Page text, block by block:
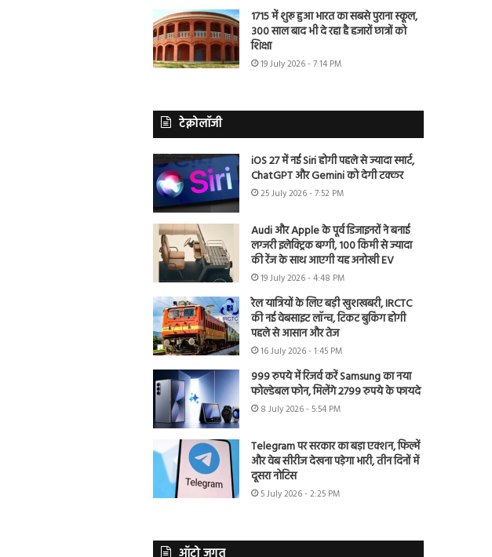
1715 में शुरू हुआ भारत का सबसे पुराना स्कूल,
300 साल बाद भी दे रहा है हजारों छात्रों को
शिक्षा
19 July 2026 - 7:14 PM
टेक्नोलॉजी
iOS 27 में नई Siri होगी पहले से ज्यादा स्मार्ट,
ChatGPT और Gemini को देगी टक्कर
25 July 2026 - 7:52 PM
Audi और Apple के पूर्व डिजाइनरों ने बनाई
लग्जरी इलेक्ट्रिक बग्गी, 100 किमी से ज्यादा
की रेंज के साथ आएगी यह अनोखी EV
19 July 2026 - 4:48 PM
रेल यात्रियों के लिए बड़ी खुशखबरी, IRCTC
की नई वेबसाइट लॉन्च, टिकट बुकिंग होगी
पहले से आसान और तेज
16 July 2026 - 1:45 PM
999 रुपये में रिजर्व करें Samsung का नया
फोल्डेबल फोन, मिलेंगे 2799 रुपये के फायदे
8 July 2026 - 5:54 PM
Telegram पर सरकार का बड़ा एक्शन, फिल्में
और वेब सीरीज देखना पड़ेगा भारी, तीन दिनों में
दूसरा नोटिस
5 July 2026 - 2:25 PM